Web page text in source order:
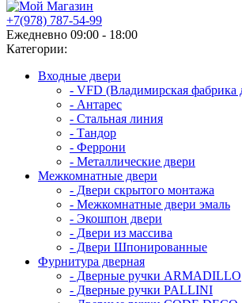
+7(978) 787-54-99
Ежедневно 09:00 - 18:00
Категории:
Входные двери
- VFD (Владимирская фабрика
- Антарес
- Стальная линия
- Тандор
- Феррони
- Металлические двери
Межкомнатные двери
- Двери скрытого монтажа
- Межкомнатные двери эмаль
- Экошпон двери
- Двери из массива
- Двери Шпонированные
Фурнитура дверная
- Дверные ручки ARMADILLO
- Дверные ручки PALLINI